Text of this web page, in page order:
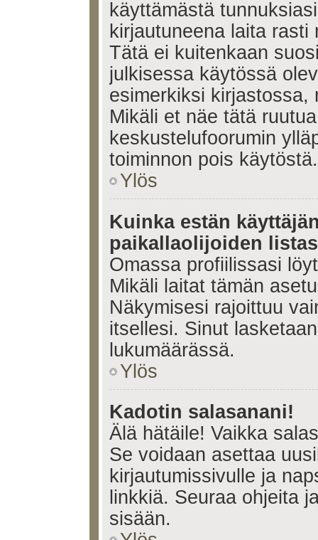
käyttämästä
kirjautuneena laita
Tätä ei kuitenkaan
julkisessa käytössä
esimerkiksi
Mikäli et näe tätä
keskustelufoorumin
toiminnon pois käytöstä.
Ylös
Kuinka estän
paikallaolijoiden
Omassa profiilissasi
Mikäli laitat tämän
Näkymisesi rajoittuu
itsellesi. Sinut
lukumäärässä.
Ylös
Kadotin salasanani!
Älä hätäile! Vaikka
Se voidaan asettaa
kirjautumissivulle ja
linkkiä. Seuraa ohjeita
sisään.